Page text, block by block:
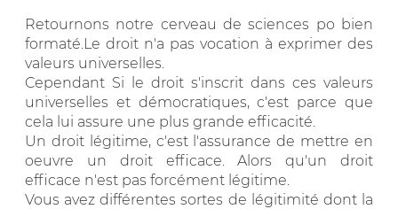
Retournons notre cerveau de sciences po bien
formaté.Le droit n'a pas vocation à exprimer des
valeurs universelles.
Cependant Si le droit s'inscrit dans ces valeurs
universelles et démocratiques, c'est parce que
cela lui assure une plus grande efficacité.
Un droit légitime, c'est l'assurance de mettre en
oeuvre un droit efficace. Alors qu'un droit
efficace n'est pas forcément légitime.
Vous avez différentes sortes de légitimité dont la